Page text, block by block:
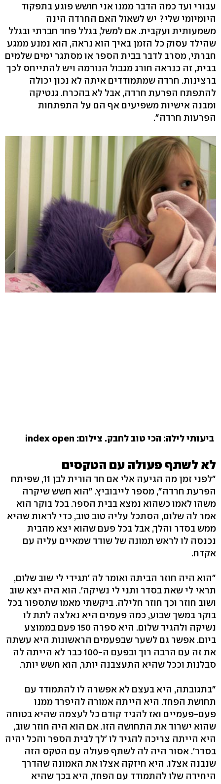
עבורי ועד כמה הדבר ממנו אני חושש פוגע בתפקוד
היומיומי שלי? יש לשאול האם החרדה הינה
משמעותית ועקבית. אם למשל, בגלל פחד חברתי ובגלל
שהילד עסוק כל הזמן באיך הוא נראה, הוא נמנע ממגע
חברתי, מסרב לדבר בבית הספר או מסתגר ימים שלמים
בבית, זה כנראה חורג מגבול הנורמה ויש להתייחס לכך
ברצינות. חרדה שמתמודדים איתה לא נכון יכולה
להתפתח הפרעת חרדה, אבל לא בהכרח. גנטיקה
ומבנה אישיות משפיעים אף הם על התפתחות
הפרעות חרדה".
ביעותי לילה: הכי טוב לחבק. צילום: index open
לא לשתף פעולה עם הטקסים
"לפני זמן מה הגיעה אלי אם חד הורית לבן 11, שפיתח
הפרעת חרדה", מספר לייבוביץ. "הוא חשש שיקרה
משהו לאמו כשהוא נמצא בבית הספר. בכל בוקר הוא
אמר לה שלום, הסתכל עליה טוב טוב, כדי לראות שהיא
ממש בסדר והלך, אבל בכל פעם שהוא יצא מהבית
נכנסה לו לראש תמונה של שודד שמאיים עליה עם
אקדח.
"הוא היה חוזר הביתה ואומר לה 'תגידי לי שוב שלום,
תראי לי שאת בסדר ותני לי נשיקה'. הוא היה יצא שוב
ושוב חוזר וכך חוזר חלילה. ביקשתי מאמו שתספור בכל
בוקר במשך שבוע, כמה פעמים היא נאלצה לתת לו
נשיקה ולהגיד שלום. היא ספרה 150 פעם בממוצע
ביום. אפשר גם לשער שבפעמים הראשונות היא עשתה
את זה עם הרבה רוך ובפעם ה-100 כבר לא הייתה לה
סבלנות וככל שהיא התעצבנה יותר, הוא חשש יותר.
"בתגובתה, היא בעצם לא אפשרה לו להתמודד עם
תחושת הפחד. היא הייתה אמורה להיפרד ממנו
פעם-פעמיים ואז להגיד קודם כל לעצמה שהיא בטוחה
שהוא ישרוד את התחושה הזו. אם הוא היה חוזר שוב,
היא הייתה צריכה להגיד לו 'לך לבית הספר והכל יהיה
בסדר'. אסור היה לה לשתף פעולה עם הטקס הזה
שנבנה אצלו. היא חיזקה אצלו את האמונה שהדרך
היחידה שלו להתמודד עם הפחד, היא בכך שהיא